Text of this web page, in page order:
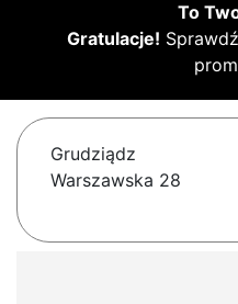
To
Gratulacje!
Grudziądz
Warszawska 28